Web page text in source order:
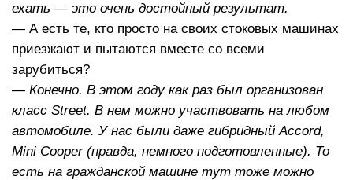
ехать — это очень достойный результат.
— А есть те, кто просто на своих стоковых машинах
приезжают и пытаются вместе со всеми
зарубиться?
— Конечно. В этом году как раз был организован
класс Street. В нем можно участвовать на любом
автомобиле. У нас были даже гибридный Accord,
Mini Cooper (правда, немного подготовленные). То
есть на гражданской машине тут тоже можно